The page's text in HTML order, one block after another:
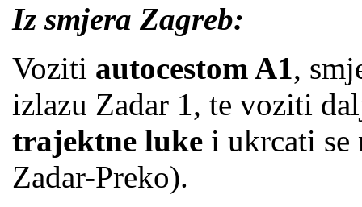
Iz smjera Zagreb:
Voziti autocestom A1,
izlazu Zadar 1, te voziti
trajektne luke i ukrcati
Zadar-Preko).